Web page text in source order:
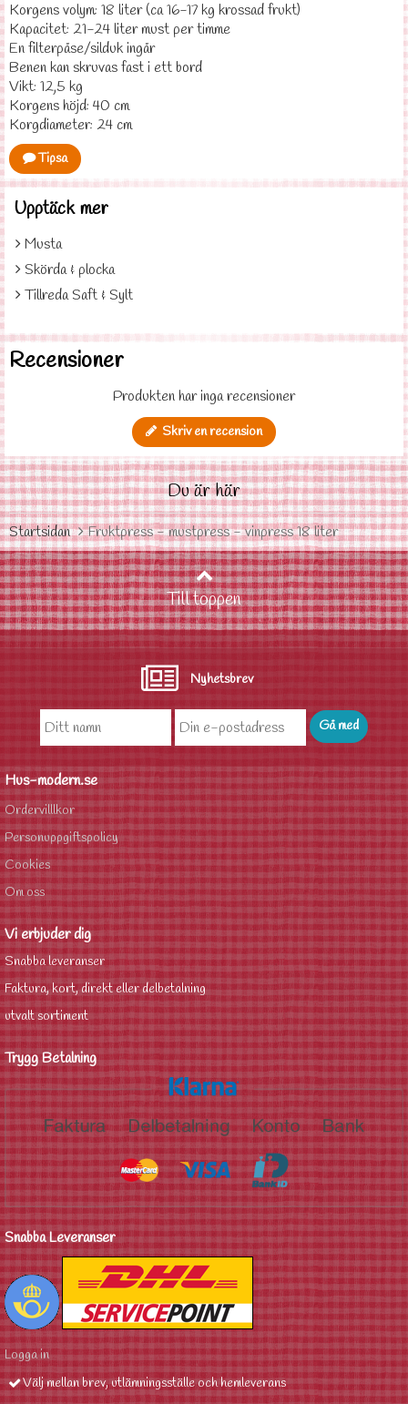
Korgens volym: 18 liter (ca 16-17 kg krossad frukt)
Kapacitet: 21-24 liter must per timme
En filterpåse/silduk ingår
Benen kan skruvas fast i ett bord
Vikt: 12,5 kg
Korgens höjd: 40 cm
Korgdiameter: 24 cm
Tipsa
Upptäck mer
Musta
Skörda & plocka
Tillreda Saft & Sylt
Recensioner
Produkten har inga recensioner
Skriv en recension
Du är här
Startsidan Fruktpress - mustpress - vinpress 18 liter
Till toppen
Nyhetsbrev
Hus-modern.se
Ordervilllkor
Personuppgiftspolicy
Cookies
Om oss
Vi erbjuder dig
Snabba leveranser
Faktura, kort, direkt eller delbetalning
utvalt sortiment
Trygg Betalning
Snabba Leveranser
Logga in
Välj mellan brev, utlämningsställe och hemleverans